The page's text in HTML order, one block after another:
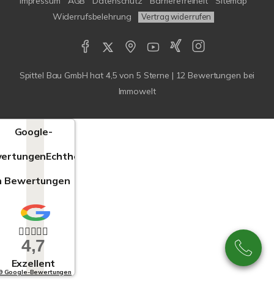
Widerrufsbelehrung
Vertrag widerrufen
Spittel Bau GmbH hat 4,5 von 5 Sterne | 12 Bewertungen bei
Immowelt
Google-
Echtheit
Bewertungen
4,7
Exzellent
Google-Bewertungen